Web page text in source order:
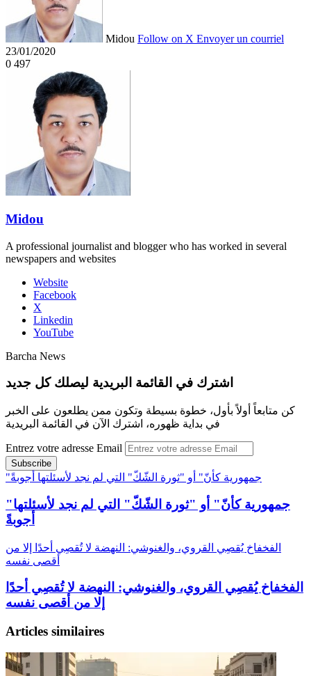
Midou Follow on X Envoyer un courriel
23/01/2020
0 497
Midou
A professional journalist and blogger who has worked in several
newspapers and websites
Website
Facebook
X
Linkedin
YouTube
Barcha News
اشترك في القائمة البريدية ليصلك كل جديد
كن متابعاً أولاً بأول، خطوة بسيطة وتكون ممن يطلعون على الخبر
في بداية ظهوره، اشترك الآن في القائمة البريدية
Entrez votre adresse Email
"جمهورية كأنّ" أو "ثورة الشّكّ" التي لم نجد لأسئلتها أجوبةً
"جمهورية كأنّ" أو "ثورة الشّكّ" التي لم نجد لأسئلتها
أجوبةً
الفخفاخ يُقصِي القروي، والغنوشي: النهضة لا تُقصِي أحدًا إلا من
أقصى نفسه
الفخفاخ يُقصِي القروي، والغنوشي: النهضة لا تُقصِي أحدًا
إلا من أقصى نفسه
Articles similaires